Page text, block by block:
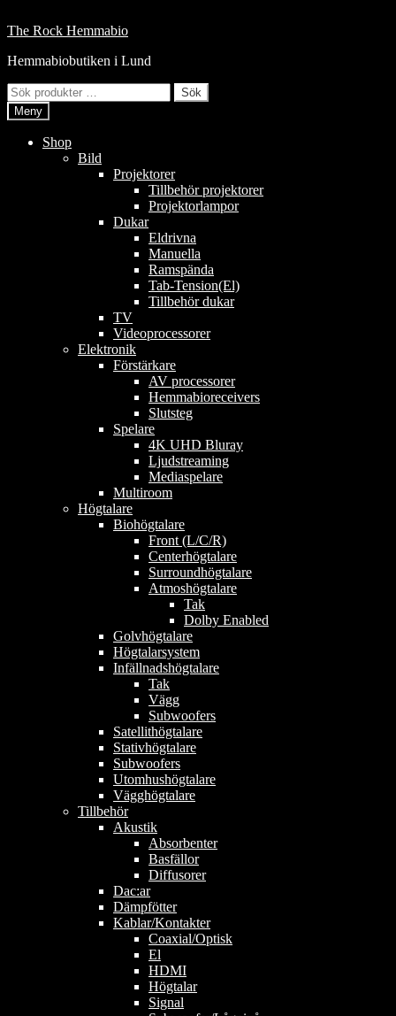
till
Hoppa
navigering
Hoppa
innehåll
The Rock Hemmabio
Hemmabiobutiken i Lund
Sök
efter:
Sök
Meny
Shop
Bild
Projektorer
Tillbehör projektorer
Projektorlampor
Dukar
Eldrivna
Manuella
Ramspända
Tab-Tension(El)
Tillbehör dukar
TV
Videoprocessorer
Elektronik
Förstärkare
AV processorer
Hemmabioreceivers
Slutsteg
Spelare
4K UHD Bluray
Ljudstreaming
Mediaspelare
Multiroom
Högtalare
Biohögtalare
Front (L/C/R)
Centerhögtalare
Surroundhögtalare
Atmoshögtalare
Tak
Dolby Enabled
Golvhögtalare
Högtalarsystem
Infällnadshögtalare
Tak
Vägg
Subwoofers
Satellithögtalare
Stativhögtalare
Subwoofers
Utomhushögtalare
Vägghögtalare
Tillbehör
Akustik
Absorbenter
Basfällor
Diffusorer
Dac:ar
Dämpfötter
Kablar/Kontakter
Coaxial/Optisk
El
HDMI
Högtalar
Signal